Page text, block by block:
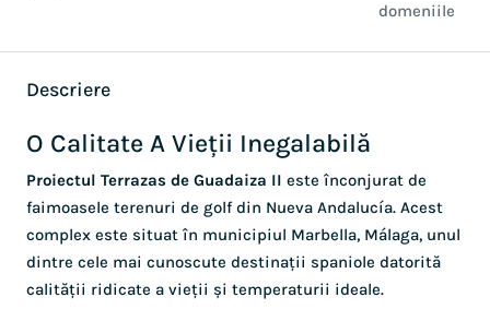
domeniile
Descriere
O Calitate A Vieții Inegalabilă
Proiectul Terrazas de Guadaiza II este înconjurat de
faimoasele terenuri de golf din Nueva Andalucía. Acest
complex este situat în municipiul Marbella, Málaga, unul
dintre cele mai cunoscute destinații spaniole datorită
calității ridicate a vieții și temperaturii ideale.